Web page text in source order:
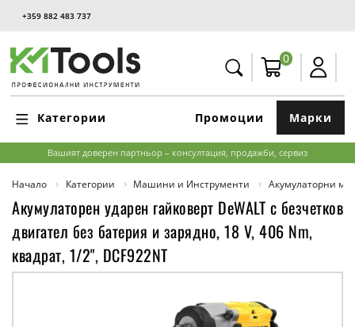
+359 882 483 737
0
Категории Марки
Промоции
Вашият доверен партньор – консултация, продажби, сервиз
Начало Категории Машини и Инструменти Акумулаторни
Акумулаторен ударен гайковерт DeWALT с безчетков
двигател без батерия и зарядно, 18 V, 406 Nm,
квадрат, 1/2", DCF922NT